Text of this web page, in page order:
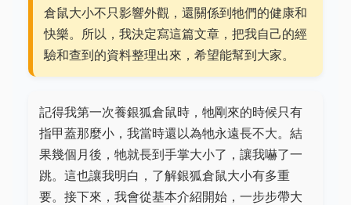
倉鼠大小不只影響外觀，還關係到牠們的健康和
快樂。所以，我決定寫這篇文章，把我自己的經
驗和查到的資料整理出來，希望能幫到大家。
記得我第一次養銀狐倉鼠時，牠剛來的時候只有
指甲蓋那麼小，我當時還以為牠永遠長不大。結
果幾個月後，牠就長到手掌大小了，讓我嚇了一
跳。這也讓我明白，了解銀狐倉鼠大小有多重
要。接下來，我會從基本介紹開始，一步步帶大